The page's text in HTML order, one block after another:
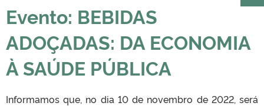
Evento: BEBIDAS
ADOÇADAS: DA ECONOMIA
À SAÚDE PÚBLICA
Informamos que, no dia 10 de novembro de 2022, será